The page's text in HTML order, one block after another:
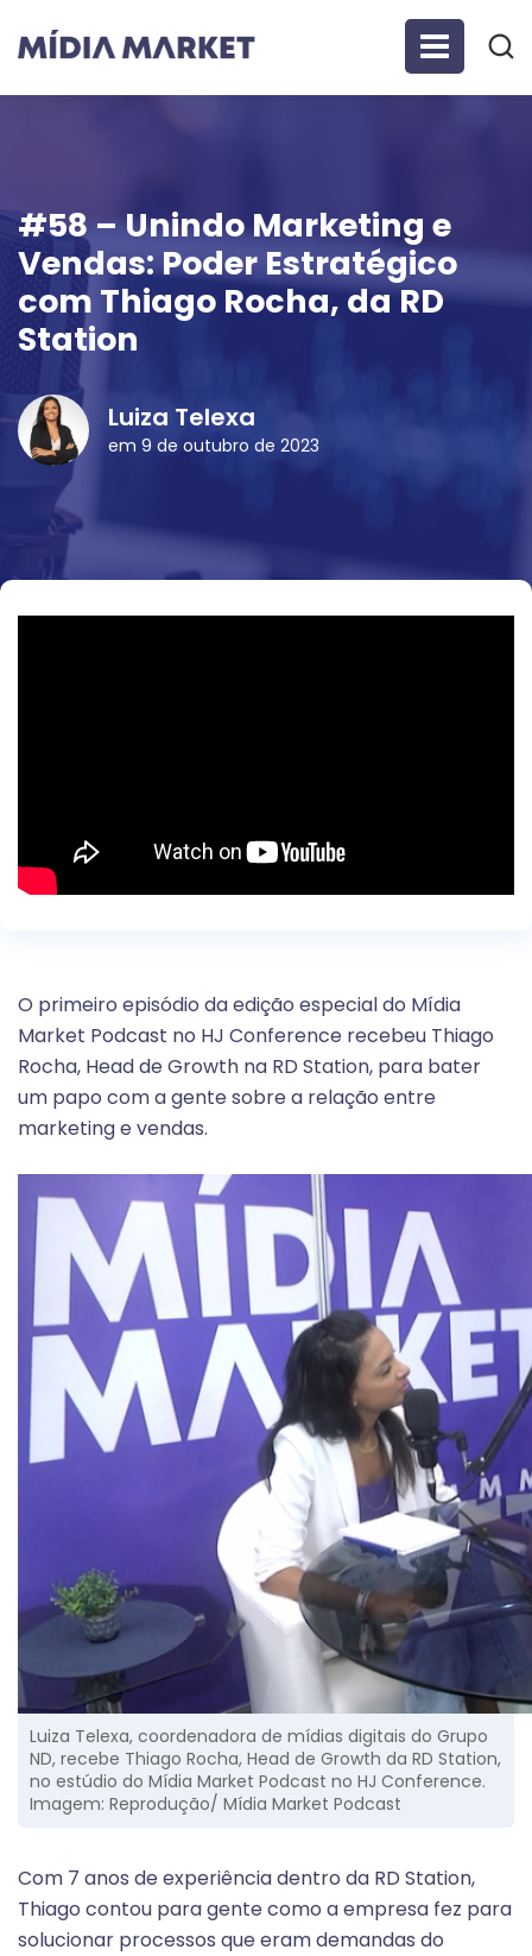
#58 – Unindo Marketing e
Vendas: Poder Estratégico
com Thiago Rocha, da RD
Station
Luiza Telexa
em 9 de outubro de 2023
O primeiro episódio da edição especial do Mídia
Market Podcast no HJ Conference recebeu Thiago
Rocha, Head de Growth na RD Station, para bater
um papo com a gente sobre a relação entre
marketing e vendas.
Luiza Telexa, coordenadora de mídias digitais do Grupo
ND, recebe Thiago Rocha, Head de Growth da RD Station,
no estúdio do Mídia Market Podcast no HJ Conference.
Imagem: Reprodução/ Mídia Market Podcast
Com 7 anos de experiência dentro da RD Station,
Thiago contou para gente como a empresa fez para
solucionar processos que eram demandas do